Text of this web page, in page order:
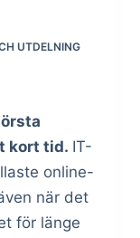
UTDELNING
kort tid. IT-
online-
när det
för länge